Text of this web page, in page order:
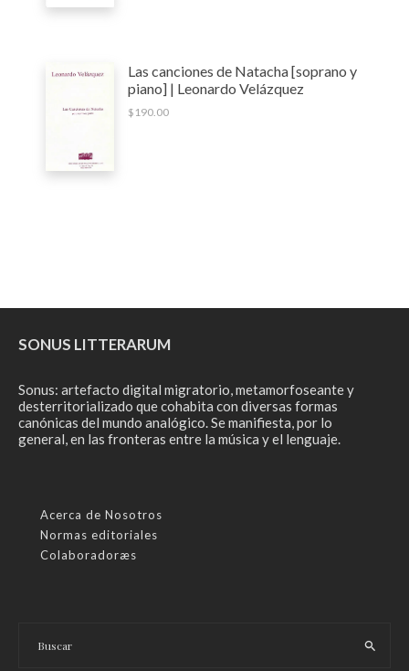
Las canciones de Natacha [soprano y
piano] | Leonardo Velázquez
$ 190.00
SONUS LITTERARUM
Sonus: artefacto digital migratorio, metamorfoseante y
desterritorializado que cohabita con diversas formas
canónicas del mundo analógico. Se manifiesta, por lo
general, en las fronteras entre la música y el lenguaje.
Acerca de Nosotros
Normas editoriales
Colaboradoræs